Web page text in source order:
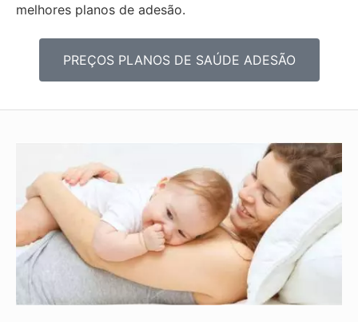
melhores planos de adesão.
PREÇOS PLANOS DE SAÚDE ADESÃO